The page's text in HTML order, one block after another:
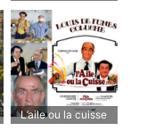
rave !
L’aile ou la cuisse